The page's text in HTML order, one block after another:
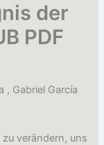
der
PDF
, Gabriel García
verändern, uns